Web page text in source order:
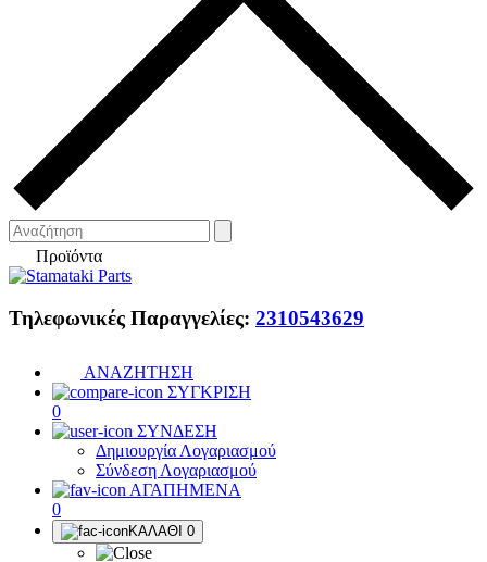
Προϊόντα
Τηλεφωνικές Παραγγελίες: 2310543629
ΑΝΑΖΗΤΗΣΗ
ΣΥΓΚΡΙΣΗ
0
ΣΥΝΔΕΣΗ
Δημιουργία Λογαριασμού
Σύνδεση Λογαριασμού
ΑΓΑΠΗΜΕΝΑ
0
ΚΑΛΑΘΙ 0